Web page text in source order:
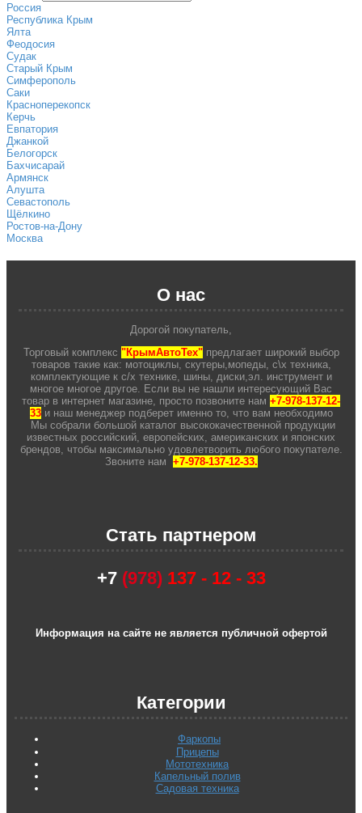
Россия
Республика Крым
Ялта
Феодосия
Судак
Старый Крым
Симферополь
Саки
Красноперекопск
Керчь
Евпатория
Джанкой
Белогорск
Бахчисарай
Армянск
Алушта
Севастополь
Щёлкино
Ростов-на-Дону
Москва
О нас
Дорогой покупатель,
Торговый комплекс "КрымАвтоТех"предлагает широкий выбор
товаров такие как: мотоциклы, скутеры,мопеды, с\х техника,
комплектующие к с/х технике, шины, диски,эл. инструмент и
многое многое другое. Если вы не нашли интересующий Вас
товар в интернет магазине, просто позвоните нам +7-978-137-12-
33 и наш менеджер подберет именно то, что вам необходимо
Мы собрали большой каталог высококачественной продукции
известных российский, европейских, американских и японских
брендов, чтобы максимально удовлетворить любого покупателе.
Звоните нам +7-978-137-12-33.
Стать партнером
+7(978) 137 - 12 - 33
Информация на сайте не является публичной офертой
Категории
Фаркопы
Прицепы
Мототехника
Капельный полив
Садовая техника